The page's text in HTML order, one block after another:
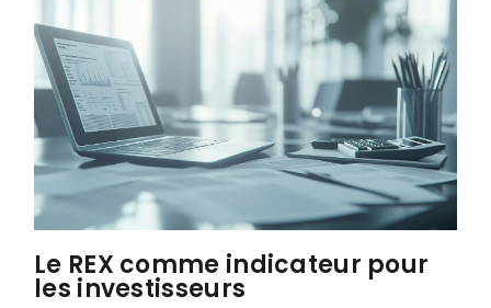
Le REX comme indicateur pour
les investisseurs